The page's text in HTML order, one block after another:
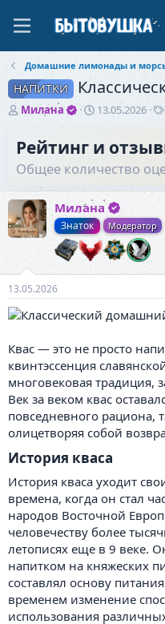
Домашние лимонады и
НАПИТКИ
А
о
р
е
м
ы
Милана
Д
а
н
ч
а
л
а
13.05.2026
Рейтинг и
Общее количество
Милана
Знаток Модератор
13.05.2026
Квас — это не просто
квинтэссенция
многовековая традиция,
Век за веком квас
повседневного рациона,
олицетворяя собой
История кваса​
История кваса уходит
времена, когда он стал
народов Восточной
человечеству более
летописях еще в 9 веке.
напитком на княжеских
составлял основу
временем изменение
использования